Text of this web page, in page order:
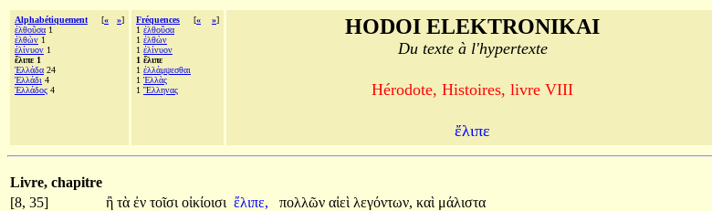
Alphabétiquement [« »]
ἐλθοῦσα 1
ἐλθὼν 1
ἐλίνυον 1
ἔλιπε 1
Ἑλλάδα 24
Ἑλλάδι 4
Ἑλλάδος 4
Fréquences [« »]
1 ἐλθοῦσα
1 ἐλθὼν
1 ἐλίνυον
1 ἔλιπε
1 ἐλλάμψεσθαι
1 Ἑλλὰς
1 Ἓλληνας
HODOI ELEKTRONIKAI
Du texte à l'hypertexte
Hérodote, Histoires, livre VIII
ἔλιπε
Livre, chapitre
[8, 35]
ἢ τὰ ἐν τοῖσι οἰκίοισι ἔλιπε, πολλῶν αἰεὶ λεγόντων, καὶ μάλιστα